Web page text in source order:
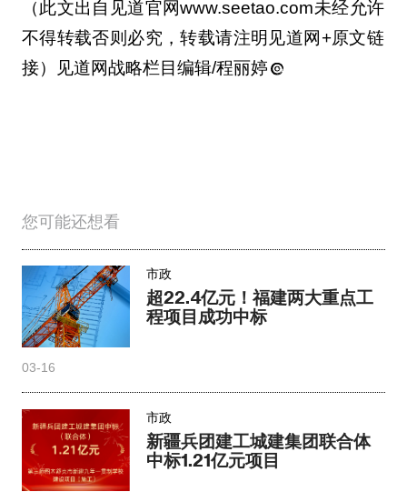
（此文出自见道官网www.seetao.com未经允许
不得转载否则必究，转载请注明见道网+原文链
接）见道网战略栏目编辑/程丽婷
您可能还想看
市政
超22.4亿元！福建两大重点工
程项目成功中标
03-16
市政
新疆兵团建工城建集团联合体
中标1.21亿元项目